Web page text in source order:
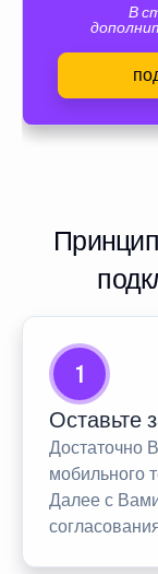
В
1
Оставьте
Достаточно
мобильного
Далее с